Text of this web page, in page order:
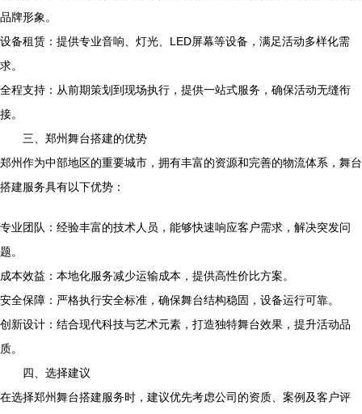
品牌形象。
设备租赁：提供专业音响、灯光、LED屏幕等设备，满足活动多样化需
求。
全程支持：从前期策划到现场执行，提供一站式服务，确保活动无缝衔
接。
三、郑州舞台搭建的优势
郑州作为中部地区的重要城市，拥有丰富的资源和完善的物流体系，舞台
搭建服务具有以下优势：
专业团队：经验丰富的技术人员，能够快速响应客户需求，解决突发问
题。
成本效益：本地化服务减少运输成本，提供高性价比方案。
安全保障：严格执行安全标准，确保舞台结构稳固，设备运行可靠。
创新设计：结合现代科技与艺术元素，打造独特舞台效果，提升活动品
质。
四、选择建议
在选择郑州舞台搭建服务时，建议优先考虑公司的资质、案例及客户评